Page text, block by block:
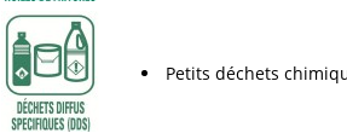
Petits déchets